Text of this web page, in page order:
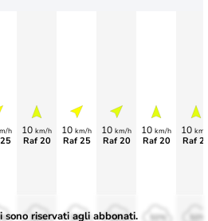
h 10 km/h
Raf 20
10 km/h
Raf 25
10 km/h
Raf 20
10 km/h
Raf 20
10
Raf
50% 50% 50% 50%
sono riservati agli abbonati.